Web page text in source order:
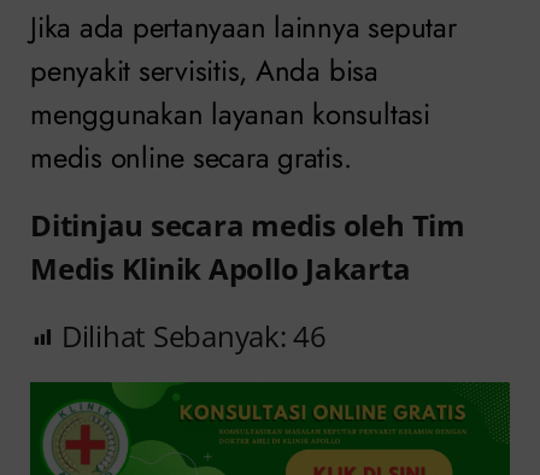
Jika ada pertanyaan lainnya seputar
penyakit servisitis, Anda bisa
menggunakan layanan konsultasi
medis online secara gratis.
Ditinjau secara medis oleh Tim
Medis Klinik Apollo Jakarta
Dilihat Sebanyak:46